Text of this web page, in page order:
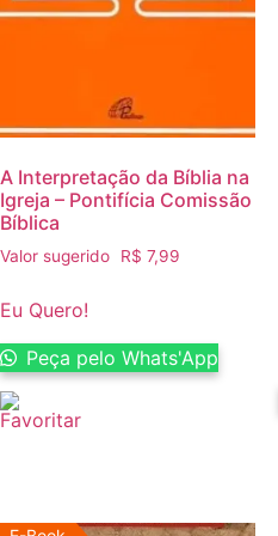
A Interpretação da Bíblia na
Igreja – Pontifícia Comissão
Bíblica
Valor sugerido R$ 7,99
Eu Quero!
Peça pelo Whats'App